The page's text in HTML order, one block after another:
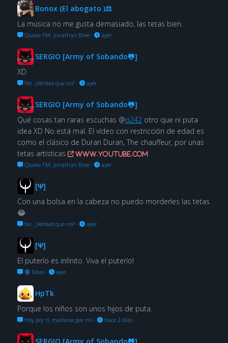
Bonox (El abogato )⚖
La música no me gusta demasiado, las tetas bien.
Quake FM: Jonathan Bree· ayer
SERGIO [Army of Sobando🐸]
XD
No. ¿Verdad que no?· ayer
SERGIO [Army of Sobando🐸]
Qué cosas tan raras escuchas @q242 otro que ni puta
idea XD No está mal. El vídeo con restricción de edad es
como el clásico de Duran Duran, The chauffeur, por unas
tetas artísticas
www.youtube.com
Quake FM: Jonathan Bree· ayer
[Ψ]
Con una bolsa en la cabeza no puedo morderles las tetas
😂
No. ¿Verdad que no?· ayer
[Ψ]
El puterío es infinito. Viva el puterío!
🔞 Tetas· ayer
HpTk
Porque los niños son unos hijos de puta.
Hoy por ti, mañana por mí· hace 2 días
SERGIO [Army of Sobando🐸]